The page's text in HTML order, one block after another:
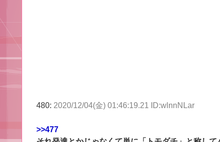
480: 2020/12/04(金) 01:46:19.21 ID:wlnnNLar
>>477